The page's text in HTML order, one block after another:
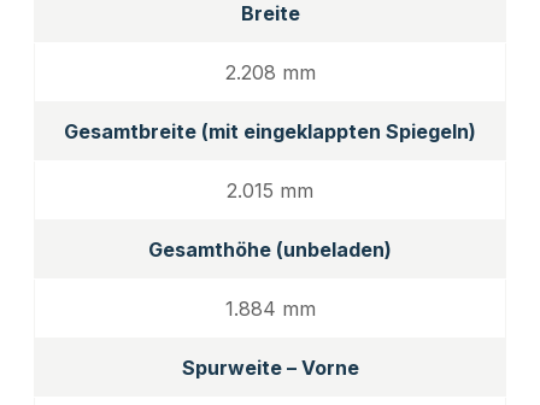
Breite
2.208 mm
Gesamtbreite (mit eingeklappten Spiegeln)
2.015 mm
Gesamthöhe (unbeladen)
1.884 mm
Spurweite – Vorne